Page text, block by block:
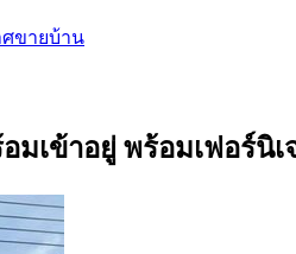
ขายบ้าน
เข้าอยู่ พร้อมเฟอร์นิ